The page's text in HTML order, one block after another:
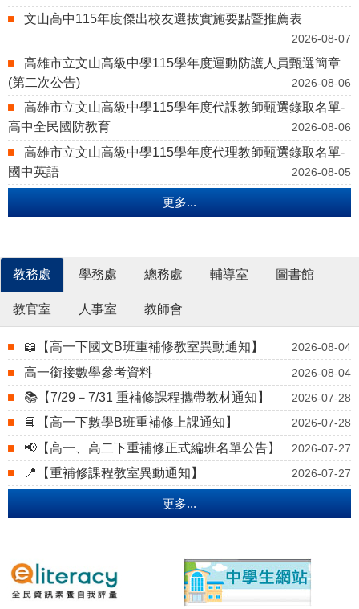
文山高中115年度傑出校友選拔實施要點暨推薦表
2026-08-07
高雄市立文山高級中學115學年度運動防護人員甄選簡章
(第二次公告)
2026-08-06
高雄市立文山高級中學115學年度代課教師甄選錄取名單-
高中全民國防教育
2026-08-06
高雄市立文山高級中學115學年度代理教師甄選錄取名單-
國中英語
2026-08-05
更多...
教務處 學務處 總務處 輔導室 圖書館
教官室 人事室 教師會
📖【高一下國文B班重補修教室異動通知】 2026-08-04
高一銜接數學參考資料 2026-08-04
📚【7/29－7/31 重補修課程攜帶教材通知】 2026-07-28
📘【高一下數學B班重補修上課通知】 2026-07-28
📢【高一、高二下重補修正式編班名單公告】 2026-07-27
📍【重補修課程教室異動通知】 2026-07-27
更多...